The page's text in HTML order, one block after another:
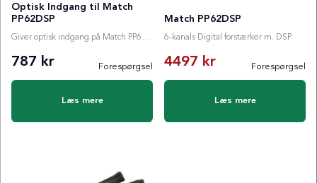
Optisk Indgang til Match
PP62DSP
Giver optisk indgang på Match PP62DSP
787 kr Forespørgsel
Læs mere
Match PP62DSP
6-kanals Digital forstærker m. DSP
4497 kr
Normalpris:
Forespørgsel
Læs mere